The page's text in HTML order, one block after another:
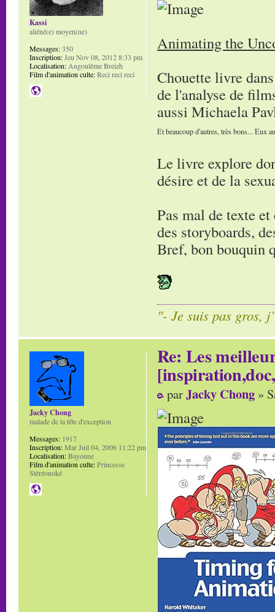
Animating the
Chouette livre
de l'analyse de
aussi Michaela
Et beaucoup d'autres, très bons... Eux
Le livre explore
désire et de la
Pas mal de texte
des storyboards,
Bref, bon bouquin
"- Je suis pas gros,
Kassi
aliéné(e) moyen(ne)
Messages:350
Inscription:Jeu Nov 08, 2012 8:33 pm
Localisation: Angoulême Breizh
Film d'animation culte:Reci reci reci
Re: Les
parJacky Chong »
Jacky Chong
malade de la tête d'exception
Messages: 1917
Inscription:Mar Juil 04, 2006 11:22 pm
Localisation:Bayonne
Film d'animation culte:Princesse
Stéréonoké